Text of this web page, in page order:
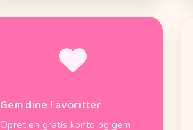
Gem dine favoritter
Opret en gratis konto og gem